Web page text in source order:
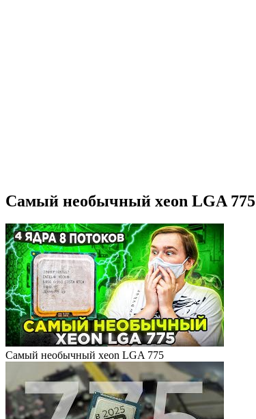
Самый необычный xeon LGA 775
Самый необычный xeon LGA 775